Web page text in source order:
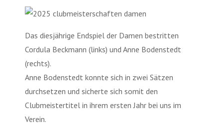
Das diesjährige Endspiel der Damen bestritten
Cordula Beckmann (links) und Anne Bodenstedt
(rechts).
Anne Bodenstedt konnte sich in zwei Sätzen
durchsetzen und sicherte sich somit den
Clubmeistertitel in ihrem ersten Jahr bei uns im
Verein.